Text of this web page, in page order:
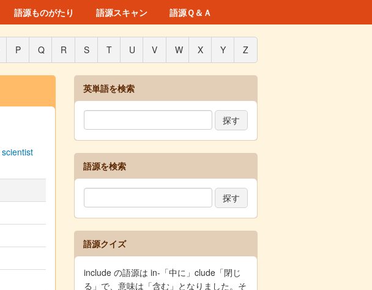
語源ものがたり 語源スキャン 語源Ｑ＆Ａ
P Q R S T U V W X Y Z
scientist
英単語を検索
語源を検索
語源クイズ
include の語源は in-「中に」clude「閉じ
る」で、意味は「含む」となりました。そ